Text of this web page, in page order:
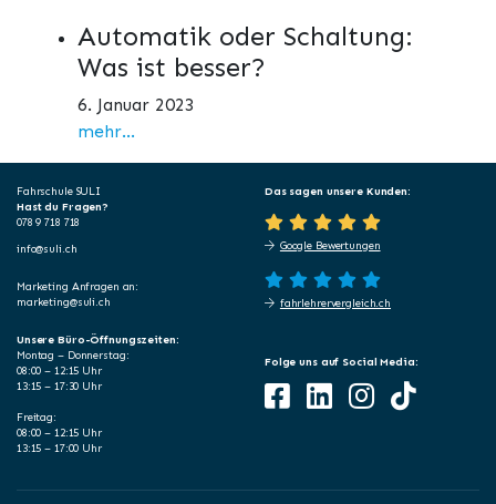
Automatik oder Schaltung:
Was ist besser?
6. Januar 2023
mehr...
Fahrschule SULI
Hast du Fragen?
078 9 718 718
info@suli.ch
Marketing Anfragen an:
marketing@suli.ch
Das sagen unsere Kunden:
Google Bewertungen
fahrlehrervergleich.ch
Unsere Büro-Öffnungszeiten:
Montag – Donnerstag:
08:00 – 12:15 Uhr
13:15 – 17:30 Uhr
Freitag:
08:00 – 12:15 Uhr
13:15 – 17:00 Uhr
Folge uns auf Social Media: